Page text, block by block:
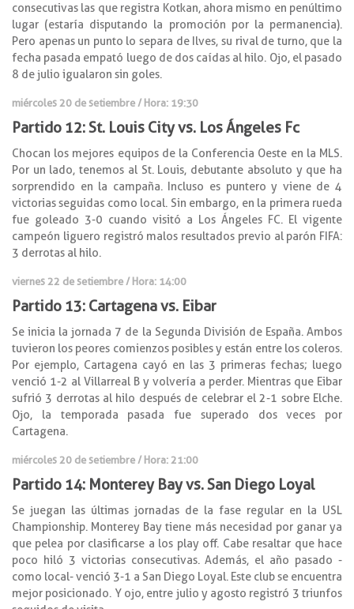
consecutivas las que registra Kotkan, ahora mismo en penúltimo
lugar (estaría disputando la promoción por la permanencia).
Pero apenas un punto lo separa de Ilves, su rival de turno, que la
fecha pasada empató luego de dos caídas al hilo. Ojo, el pasado
8 de julio igualaron sin goles.
miércoles 20 de setiembre / Hora: 19:30
Partido 12: St. Louis City vs. Los Ángeles Fc
Chocan los mejores equipos de la Conferencia Oeste en la MLS.
Por un lado, tenemos al St. Louis, debutante absoluto y que ha
sorprendido en la campaña. Incluso es puntero y viene de 4
victorias seguidas como local. Sin embargo, en la primera rueda
fue goleado 3-0 cuando visitó a Los Ángeles FC. El vigente
campeón liguero registró malos resultados previo al parón FIFA:
3 derrotas al hilo.
viernes 22 de setiembre / Hora: 14:00
Partido 13: Cartagena vs. Eibar
Se inicia la jornada 7 de la Segunda División de España. Ambos
tuvieron los peores comienzos posibles y están entre los coleros.
Por ejemplo, Cartagena cayó en las 3 primeras fechas; luego
venció 1-2 al Villarreal B y volvería a perder. Mientras que Eibar
sufrió 3 derrotas al hilo después de celebrar el 2-1 sobre Elche.
Ojo, la temporada pasada fue superado dos veces por
Cartagena.
miércoles 20 de setiembre / Hora: 21:00
Partido 14: Monterey Bay vs. San Diego Loyal
Se juegan las últimas jornadas de la fase regular en la USL
Championship. Monterey Bay tiene más necesidad por ganar ya
que pelea por clasificarse a los play off. Cabe resaltar que hace
poco hiló 3 victorias consecutivas. Además, el año pasado -
como local- venció 3-1 a San Diego Loyal. Este club se encuentra
mejor posicionado. Y ojo, entre julio y agosto registró 3 triunfos